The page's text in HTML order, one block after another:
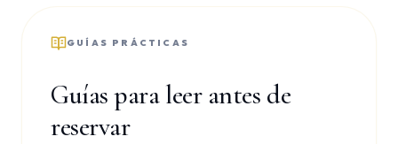
GUÍAS PRÁCTICAS
Guías para leer antes de
reservar